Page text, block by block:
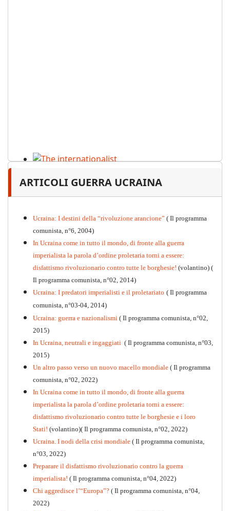
PDF n.12, 2026
Kommunistisches Programm
PDF n°10 - 2026
ARTICOLI GUERRA UCRAINA
Ucraina: I destini della “rivoluzione arancione” ( Il programma
comunista, n°6, 2004)
In Ucraina come in tutto il mondo, di fronte alla guerra
imperialista la parola d’ordine proletaria torni a essere:
disfattismo rivoluzionario contro tutte le borghesie! (volantino) (
Il programma comunista, n°02, 2014)
Ucraina: I predatori imperialisti e il proletariato ( Il programma
comunista, n°03-04, 2014)
Ucraina: guerra e nazionalismi ( Il programma comunista, n°02,
2015)
In Ucraina, neutrali e ingaggiati ( Il programma comunista, n°03,
2015)
Un altro passo verso un nuovo macello mondiale ( Il programma
comunista, n°02, 2022)
In Ucraina come in tutto il mondo, di fronte alla guerra
imperialista la parola d’ordine proletaria torni a essere:
disfattismo rivoluzionario contro tutte le borghesie e i loro
Stati! (volantino)( Il programma comunista, n°02, 2022)
Ucraina. I nodi della crisi mondiale ( Il programma comunista,
n°03, 2022)
Preparare il disfattismo rivoluzionario contro la guerra
imperialista! ( Il programma comunista, n°04, 2022)
Chi aggredisce l’“Europa”? ( Il programma comunista, n°04,
2022)